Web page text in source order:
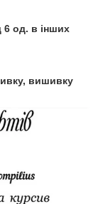
6 од. в інших
вишивку